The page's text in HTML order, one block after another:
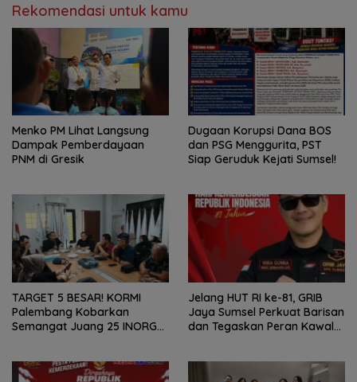
Rekomendasi untuk kamu
Menko PM Lihat Langsung
Dampak Pemberdayaan
PNM di Gresik
Dugaan Korupsi Dana BOS
dan PSG Menggurita, PST
Siap Geruduk Kejati Sumsel!
TARGET 5 BESAR! KORMI
Palembang Kobarkan
Semangat Juang 25 INORGA
Jelang HUT RI ke-81, GRIB
Jaya Sumsel Perkuat Barisan
dan Tegaskan Peran Kawal